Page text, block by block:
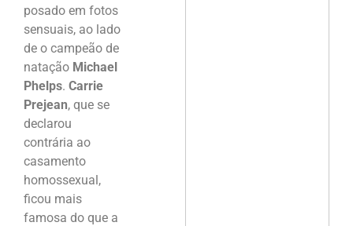
posado em fotos
sensuais, ao lado
de o campeão de
natação Michael
Phelps. Carrie
Prejean, que se
declarou
contrária ao
casamento
homossexual,
ficou mais
famosa do que a